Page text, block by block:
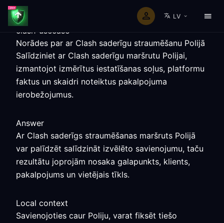
LV
clash-usecase
Norādes par ar Clash saderīgu straumēšanu Polijā
Salīdziniet ar Clash saderīgu maršrutu Polijai,
izmantojot izmērītus iestatīšanas soļus, platformu
faktus un skaidri noteiktus pakalpojuma
ierobežojumus.
Answer
Ar Clash saderīgs straumēšanas maršruts Polijā
var palīdzēt salīdzināt izvēlēto savienojumu, taču
rezultātu joprojām nosaka galapunkts, klients,
pakalpojums un vietējais tīkls.
Local context
Savienojoties caur Poliju, varat fiksēt tiešo